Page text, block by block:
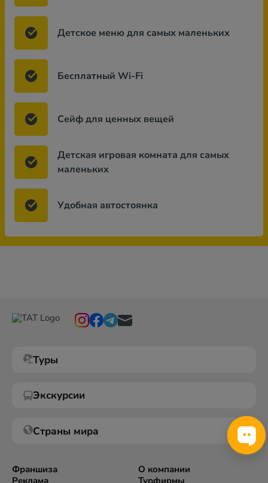
Детское меню для самых маленьких
Бесплатный Wi-Fi
Сейф для ценных вещей
Детская игровая комната для самых
маленьких
Удобная автостоянка
Туры
Экскурсии
Страны мира
Франшиза
Реклама
О компании
Турфирмы